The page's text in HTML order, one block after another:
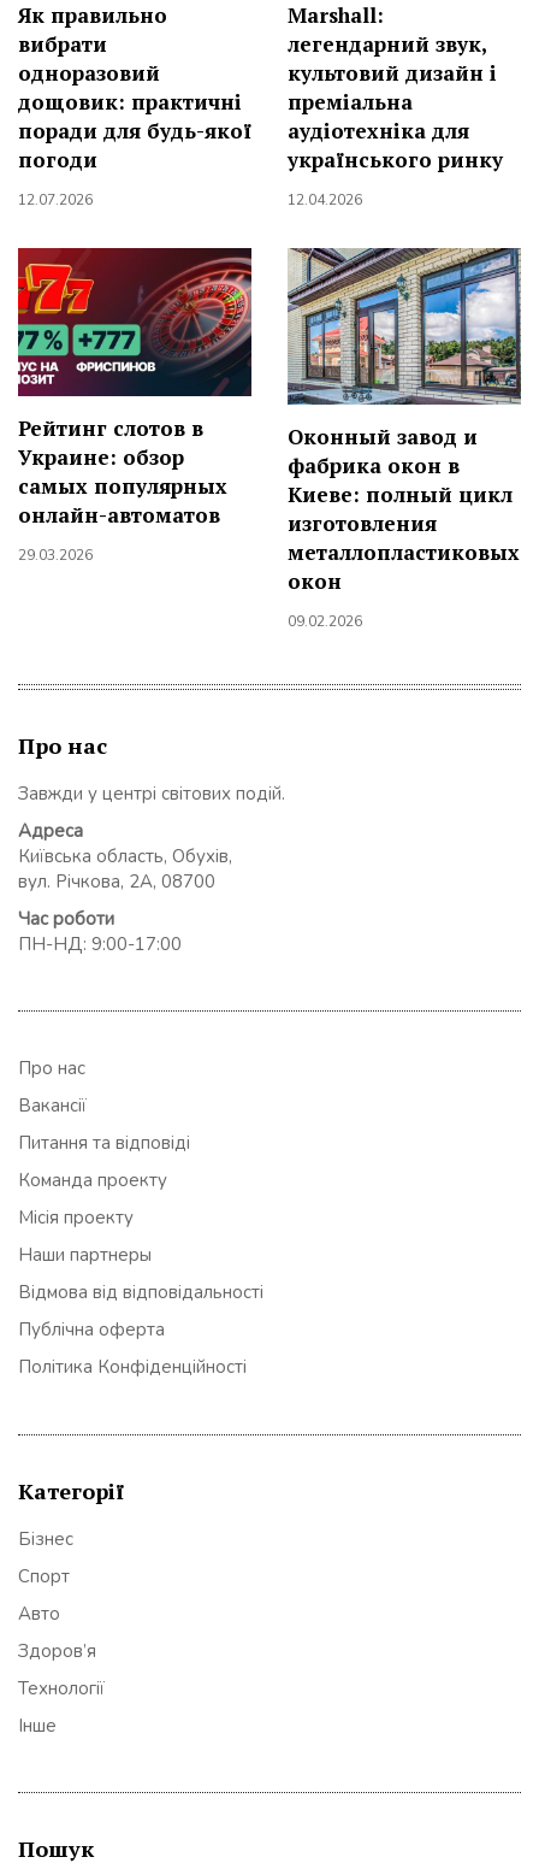
Як правильно
вибрати
одноразовий
дощовик: практичні
поради для будь-якої
погоди
12.07.2026
Marshall:
легендарний звук,
культовий дизайн і
преміальна
аудіотехніка для
українського ринку
12.04.2026
Рейтинг слотов в
Украине: обзор
самых популярных
онлайн-автоматов
29.03.2026
Оконный завод и
фабрика окон в
Киеве: полный цикл
изготовления
металлопластиковых
окон
09.02.2026
Про нас
Завжди у центрі світових подій.
Адреса
Київська область, Обухів,
вул. Річкова, 2А, 08700
Час роботи
ПН-НД: 9:00-17:00
Про нас
Вакансії
Питання та відповіді
Команда проекту
Місія проекту
Наши партнеры
Відмова від відповідальності
Публічна оферта
Політика Конфіденційності
Категорії
Бізнес
Спорт
Авто
Здоров’я
Технології
Інше
Пошук